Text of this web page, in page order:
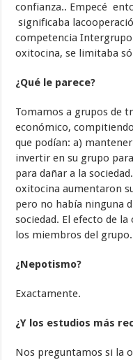
confianza.. Empecé
significaba
competencia
oxitocina, se limitaba
¿Qué le parece?
Tomamos a grupos de
económico,
que podían: a)
invertir en su grupo
para dañar a la
oxitocina aumentaron
pero no había ninguna
sociedad. El efecto de
los miembros del grupo.
¿Nepotismo?
Exactamente.
¿Y los estudios más
Nos preguntamos si la